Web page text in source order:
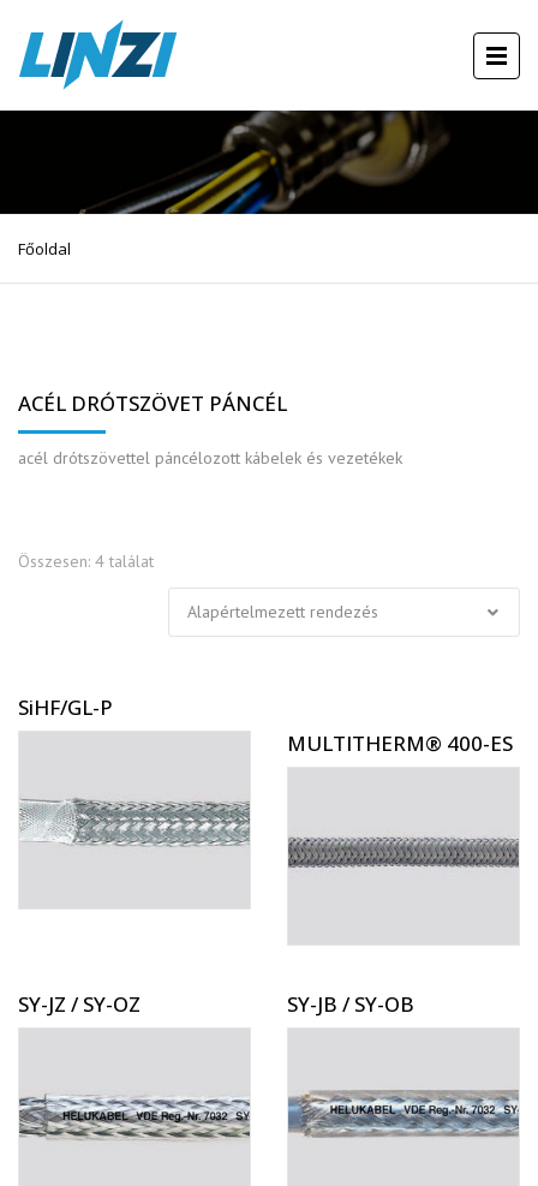
Főoldal
ACÉL DRÓTSZÖVET PÁNCÉL
acél drótszövettel páncélozott kábelek és vezetékek
Összesen: 4 találat
SiHF/GL-P
MULTITHERM® 400-ES
SY-JZ / SY-OZ SY-JB / SY-OB